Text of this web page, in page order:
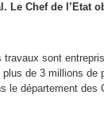
Le Chef de l’Etat
sont
de 3 millions de
le département des